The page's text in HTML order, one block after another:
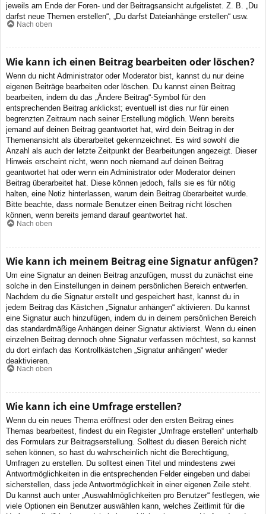
jeweils am Ende der Foren- und der Beitragsansicht aufgelistet. Z. B. „Du
darfst neue Themen erstellen“, „Du darfst Dateianhänge erstellen“ usw.
Nach oben
Wie kann ich einen Beitrag bearbeiten oder löschen?
Wenn du nicht Administrator oder Moderator bist, kannst du nur deine
eigenen Beiträge bearbeiten oder löschen. Du kannst einen Beitrag
bearbeiten, indem du das „Ändere Beitrag“-Symbol für den
entsprechenden Beitrag anklickst; eventuell ist dies nur für einen
begrenzten Zeitraum nach seiner Erstellung möglich. Wenn bereits
jemand auf deinen Beitrag geantwortet hat, wird dein Beitrag in der
Themenansicht als überarbeitet gekennzeichnet. Es wird sowohl die
Anzahl als auch der letzte Zeitpunkt der Bearbeitungen angezeigt. Dieser
Hinweis erscheint nicht, wenn noch niemand auf deinen Beitrag
geantwortet hat oder wenn ein Administrator oder Moderator deinen
Beitrag überarbeitet hat. Diese können jedoch, falls sie es für nötig
halten, eine Notiz hinterlassen, warum dein Beitrag überarbeitet wurde.
Bitte beachte, dass normale Benutzer einen Beitrag nicht löschen
können, wenn bereits jemand darauf geantwortet hat.
Nach oben
Wie kann ich meinem Beitrag eine Signatur anfügen?
Um eine Signatur an deinen Beitrag anzufügen, musst du zunächst eine
solche in den Einstellungen in deinem persönlichen Bereich entwerfen.
Nachdem du die Signatur erstellt und gespeichert hast, kannst du in
jedem Beitrag das Kästchen „Signatur anhängen“ aktivieren. Du kannst
eine Signatur auch hinzufügen, indem du in deinem persönlichen Bereich
das standardmäßige Anhängen deiner Signatur aktivierst. Wenn du einen
einzelnen Beitrag dennoch ohne Signatur verfassen möchtest, so kannst
du dort einfach das Kontrollkästchen „Signatur anhängen“ wieder
deaktivieren.
Nach oben
Wie kann ich eine Umfrage erstellen?
Wenn du ein neues Thema eröffnest oder den ersten Beitrag eines
Themas bearbeitest, findest du ein Register „Umfrage erstellen“ unterhalb
des Formulars zur Beitragserstellung. Solltest du diesen Bereich nicht
sehen können, so hast du wahrscheinlich nicht die Berechtigung,
Umfragen zu erstellen. Du solltest einen Titel und mindestens zwei
Antwortmöglichkeiten in die entsprechenden Felder eingeben und dabei
sicherstellen, dass jede Antwortmöglichkeit in einer eigenen Zeile steht.
Du kannst auch unter „Auswahlmöglichkeiten pro Benutzer“ festlegen, wie
viele Optionen ein Benutzer auswählen kann, welches Zeitlimit für die